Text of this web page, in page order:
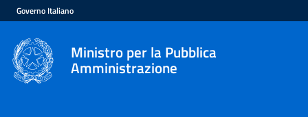
Governo Italiano
Ministro per la Pubblica
Amministrazione